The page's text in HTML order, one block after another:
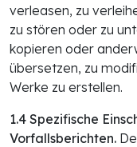
verleasen, zu
zu stören oder zu
kopieren oder
übersetzen, zu
Werke zu erstellen.
1.4 Spezifische
Vorfallsberichten.